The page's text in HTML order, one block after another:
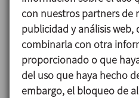
El producto incorporado
homogéneamente en
Se aconseja su montaje
minimizar el vórtice y
rompecorrientes.
con nuestros partners de
publicidad y análisis web,
combinarla con otra
proporcionado o que
del uso que haya hecho
embargo, el bloqueo de